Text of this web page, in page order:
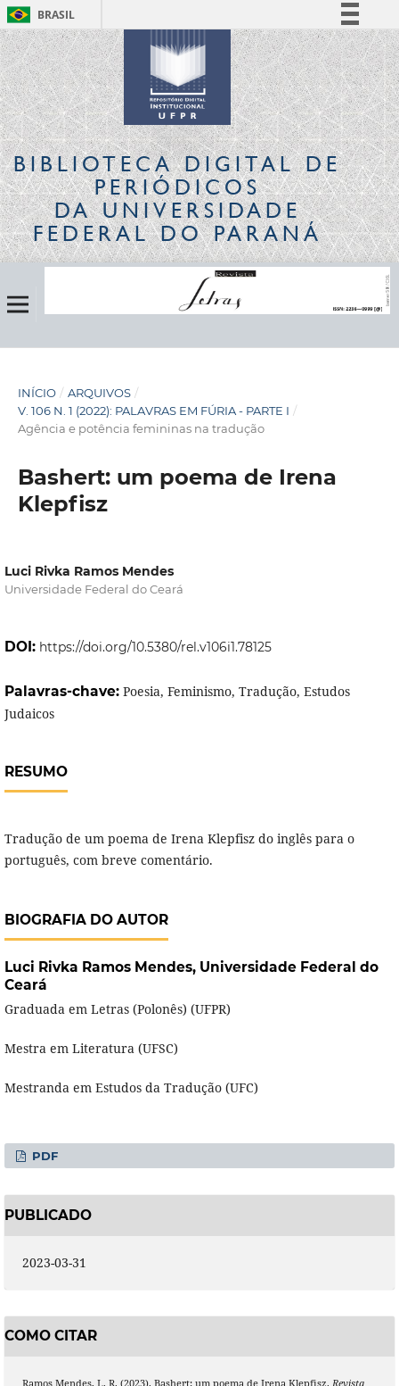
BRASIL
Simplifique!
Comunica BR
Participe
Acesso à informação
Legislação
Canais
BIBLIOTECA DIGITALDE
PERIÓDICOS
DA UNIVERSIDADE
FEDERAL DO PARANÁ
INÍCIO / ARQUIVOS /
V. 106 N. 1 (2022): PALAVRAS EM FÚRIA - PARTE I /
Agência e potência femininas na tradução
Bashert: um poema de Irena
Klepfisz
Luci Rivka Ramos Mendes
Universidade Federal do Ceará
DOI: https://doi.org/10.5380/rel.v106i1.78125
Palavras-chave: Poesia, Feminismo, Tradução, Estudos
Judaicos
RESUMO
Tradução de um poema de Irena Klepfisz do inglês para o
português, com breve comentário.
BIOGRAFIA DO AUTOR
Luci Rivka Ramos Mendes, Universidade Federal do
Ceará
Graduada em Letras (Polonês) (UFPR)
Mestra em Literatura (UFSC)
Mestranda em Estudos da Tradução (UFC)
PDF
PUBLICADO
2023-03-31
COMO CITAR
Ramos Mendes, L. R. (2023). Bashert: um poema de Irena Klepfisz. Revista